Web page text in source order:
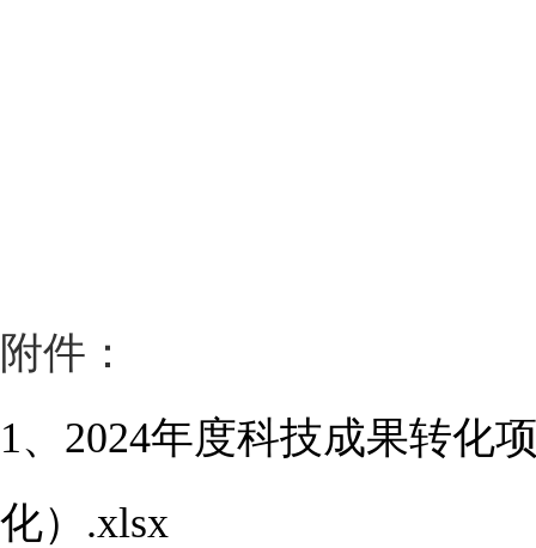
附件：
1、2024年度科技成果转化
化）.xlsx